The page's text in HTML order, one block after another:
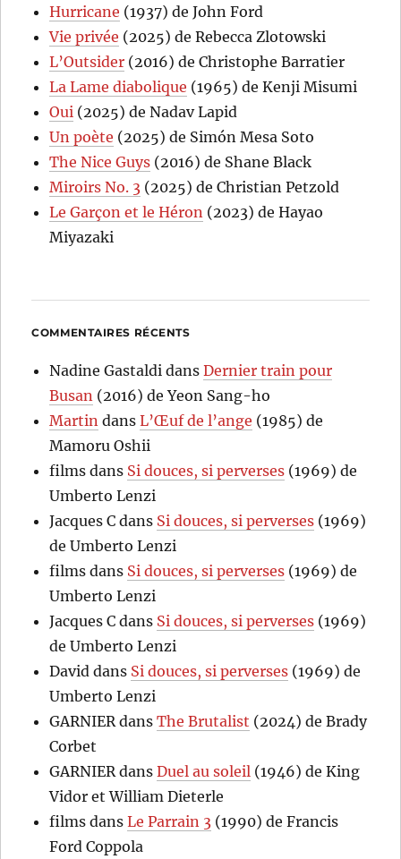
Hurricane (1937) de John Ford
Vie privée (2025) de Rebecca Zlotowski
L’Outsider (2016) de Christophe Barratier
La Lame diabolique (1965) de Kenji Misumi
Oui (2025) de Nadav Lapid
Un poète (2025) de Simón Mesa Soto
The Nice Guys (2016) de Shane Black
Miroirs No. 3 (2025) de Christian Petzold
Le Garçon et le Héron (2023) de Hayao
Miyazaki
COMMENTAIRES RÉCENTS
Nadine Gastaldi dansDernier train pour
Busan (2016) de Yeon Sang-ho
Martin dansL’Œuf de l’ange (1985) de
Mamoru Oshii
films dans Si douces, si perverses (1969) de
Umberto Lenzi
Jacques C dans Si douces, si perverses (1969)
de Umberto Lenzi
films dans Si douces, si perverses (1969) de
Umberto Lenzi
Jacques C dans Si douces, si perverses (1969)
de Umberto Lenzi
David dans Si douces, si perverses (1969) de
Umberto Lenzi
GARNIERdansThe Brutalist (2024) de Brady
Corbet
GARNIERdansDuel au soleil (1946) de King
Vidor et William Dieterle
films dansLe Parrain 3 (1990) de Francis
Ford Coppola